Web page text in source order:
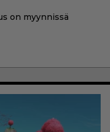
on myynnissä